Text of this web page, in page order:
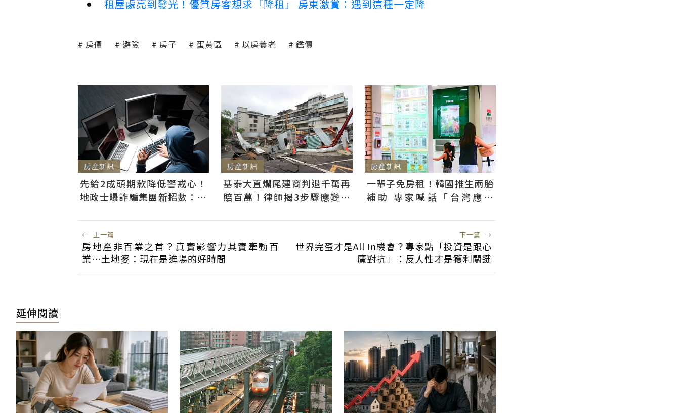
租屋處亮到發光！優質房客想求「降租」 房東激賞：遇到這種一定降
房價 避險 房子 蛋黃區 以房養老 鑑價
房產新訊
先給2成頭期款降低警戒心！
地政士曝詐騙集團新招數：偷
房產新訊
基泰大直爛尾建商判退千萬再
賠百萬！律師揭3步驟應變：
房產新訊
一輩子免房租！韓國推生兩胎
補助 專家喊話「台灣應學
← 上一篇
房地產非百業之首？真實影響力其實牽動百
業…土地婆：現在是進場的好時間
下一篇 →
世界完蛋才是All In機會？專家點「投資是跟心
魔對抗」：反人性才是獲利關鍵
延伸閱讀